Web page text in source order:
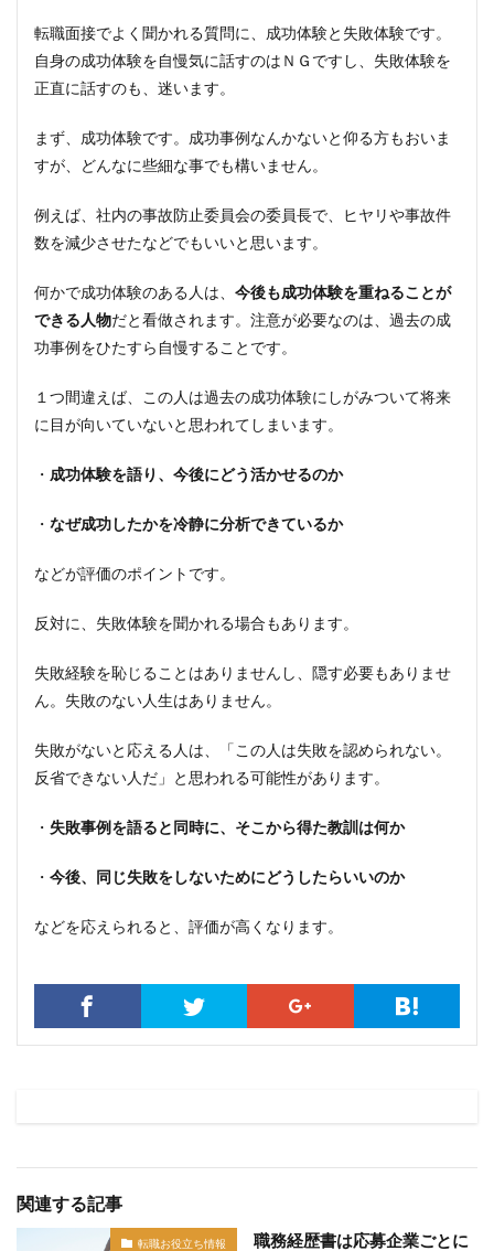
転職面接でよく聞かれる質問に、成功体験と失敗体験です。
自身の成功体験を自慢気に話すのはＮＧですし、失敗体験を
正直に話すのも、迷います。
まず、成功体験です。成功事例なんかないと仰る方もおいま
すが、どんなに些細な事でも構いません。
例えば、社内の事故防止委員会の委員長で、ヒヤリや事故件
数を減少させたなどでもいいと思います。
何かで成功体験のある人は、 今後も成功体験を重ねることが
できる人物だと看做されます。注意が必要なのは、過去の成
功事例をひたすら自慢することです。
１つ間違えば、この人は過去の成功体験にしがみついて将来
に目が向いていないと思われてしまいます。
・ 成功体験を語り、今後にどう活かせるのか
・ なぜ成功したかを冷静に分析できているか
などが評価のポイントです。
反対に、失敗体験を聞かれる場合もあります。
失敗経験を恥じることはありませんし、隠す必要もありませ
ん。失敗のない人生はありません。
失敗がないと応える人は、「この人は失敗を認められない。
反省できない人だ」と思われる可能性があります。
・ 失敗事例を語ると同時に、そこから得た教訓は何か
・ 今後、同じ失敗をしないためにどうしたらいいのか
などを応えられると、評価が高くなります。
関連する記事
転職お役立ち情報
職務経歴書は応募企業ごとに